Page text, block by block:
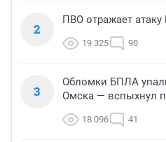
2
ПВО отражает
19 325 90
3
Обломки БПЛА
Омска — вспыхнул
18 096 41